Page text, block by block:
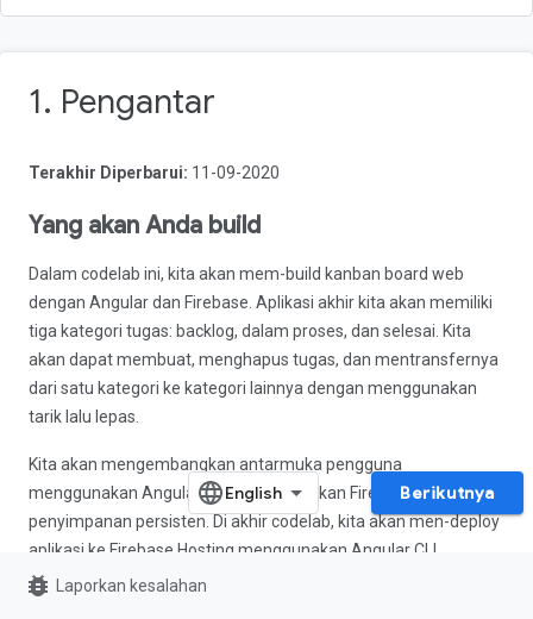
1. Pengantar
Terakhir Diperbarui: 11-09-2020
Yang akan Anda build
Dalam codelab ini, kita akan mem-build kanban board web
dengan Angular dan Firebase. Aplikasi akhir kita akan memiliki
tiga kategori tugas: backlog, dalam proses, dan selesai. Kita
akan dapat membuat, menghapus tugas, dan mentransfernya
dari satu kategori ke kategori lainnya dengan menggunakan
tarik lalu lepas.
Kita akan mengembangkan antarmuka pengguna
menggunakan Angular dan menggunakan Firestore sebagai
penyimpanan persisten. Di akhir codelab, kita akan men-deploy
aplikasi ke Firebase Hosting menggunakan Angular CLI.
Berikutnya
bug_report Laporkan kesalahan